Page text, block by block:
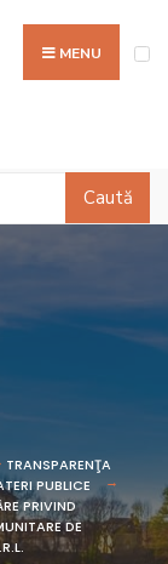
MENU
Caută
TRANSPARENŢA
PUBLICE
PRIVIND
DE